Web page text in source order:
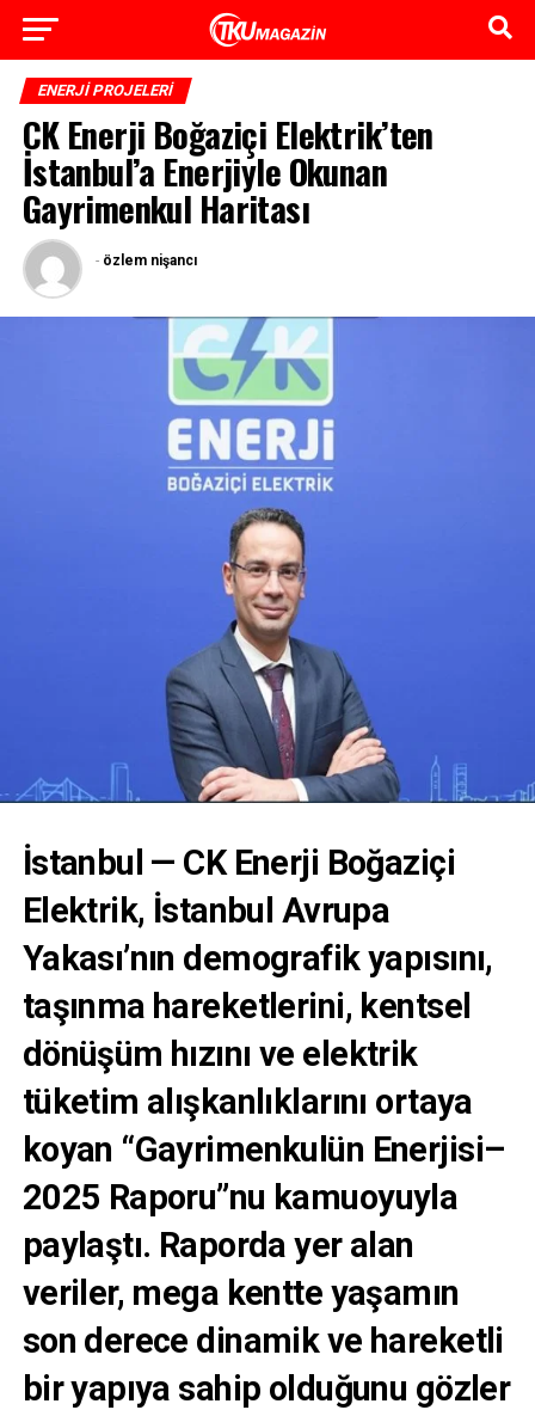
ENERJI PROJELERI
CK Enerji Boğaziçi Elektrik’ten
İstanbul’a Enerjiyle Okunan
Gayrimenkul Haritası
- özlem nişancı
İstanbul — CK Enerji Boğaziçi
Elektrik, İstanbul Avrupa
Yakası’nın demografik yapısını,
taşınma hareketlerini, kentsel
dönüşüm hızını ve elektrik
tüketim alışkanlıklarını ortaya
koyan “Gayrimenkulün Enerjisi–
2025 Raporu”nu kamuoyuyla
paylaştı. Raporda yer alan
veriler, mega kentte yaşamın
son derece dinamik ve hareketli
bir yapıya sahip olduğunu gözler